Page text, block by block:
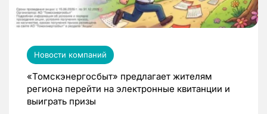
Новости компаний
«Томскэнергосбыт» предлагает жителям
региона перейти на электронные квитанции и
выиграть призы